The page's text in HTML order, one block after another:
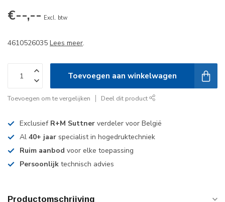
€--,-- Excl. btw
4610526035 Lees meer.
Toevoegen aan winkelwagen
Toevoegen om te vergelijken Deel dit product
Exclusief R+M Suttner verdeler voor België
Al 40+ jaar specialist in hogedruktechniek
Ruim aanbod voor elke toepassing
Persoonlijk technisch advies
Productomschrijving